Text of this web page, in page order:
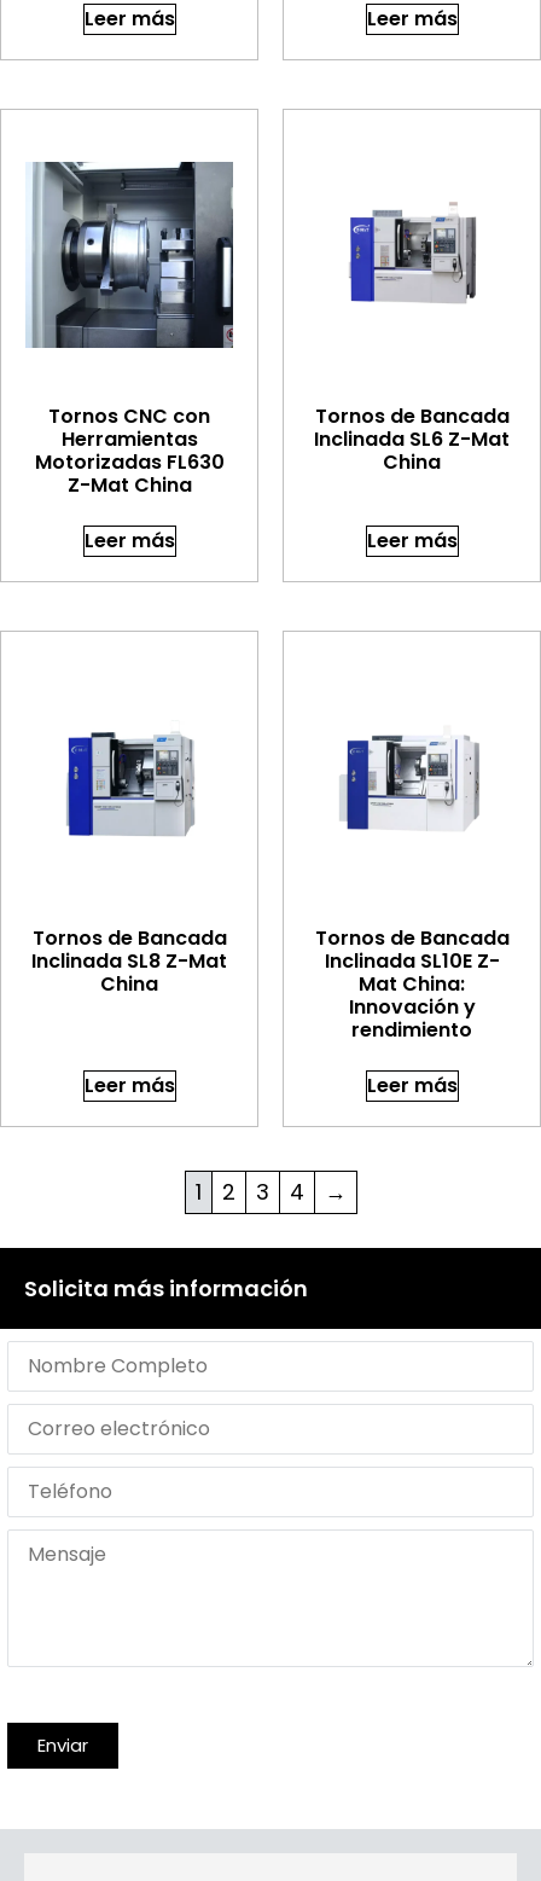
Leer más Leer más
Tornos CNC con
Herramientas
Motorizadas FL630
Z-Mat China
Leer más
Tornos de Bancada
Inclinada SL6 Z-Mat
China
Leer más
Tornos de Bancada
Inclinada SL8 Z-Mat
China
Leer más
Tornos de Bancada
Inclinada SL10E Z-
Mat China:
Innovación y
rendimiento
Leer más
1 2 3 4 →
Solicita más información